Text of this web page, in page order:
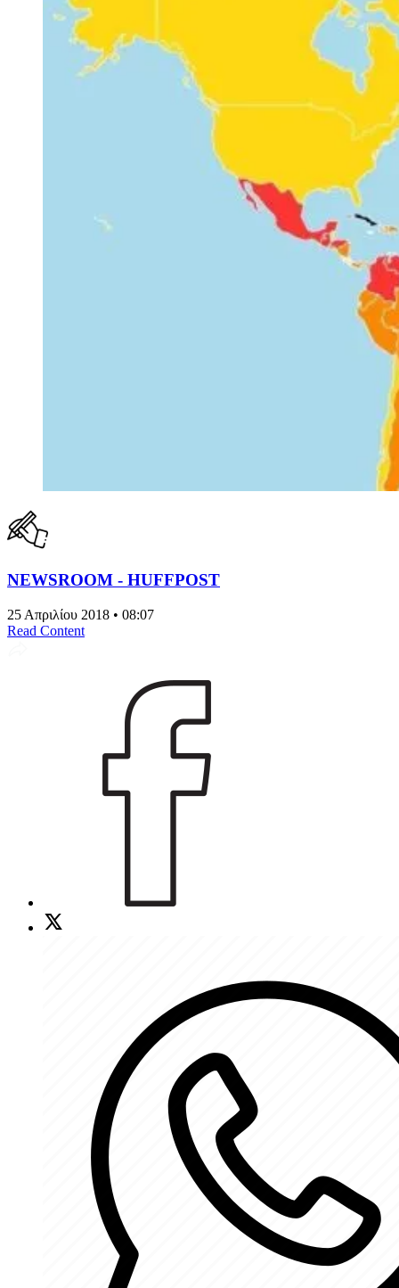
NEWSROOM - HUFFPOST
25 Απριλίου 2018 • 08:07
Read Content